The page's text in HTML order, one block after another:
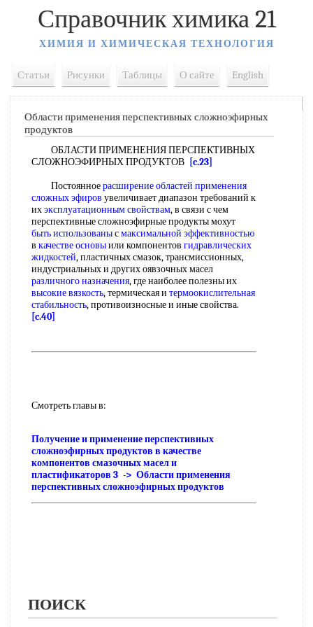
Справочник химика 21
ХИМИЯ И ХИМИЧЕСКАЯ ТЕХНОЛОГИЯ
Статьи Рисунки Таблицы О сайте English
Области применения перспективных сложноэфирных
продуктов
ОБЛАСТИ ПРИМЕНЕНИЯ ПЕРСПЕКТИВНЫХ
СЛОЖНОЭФИРНЫХ ПРОДУКТОВ [c.23]
Постоянноерасширение областей применения
сложных эфиров увеличивает диапазон требований к
ихэксплуатационным свойствам, в связи с чем
перспективные сложноэфирные продукты мохут
быть использованысмаксимальной эффективностью
в качестве основыили компонентов гидравлических
жидкостей, пластичных смазок, трансмиссионных,
индустриальных и других оявзочных масел
различного назначения, где наиболее полезны их
высокие вязкость, термическая и термоокислительная
стабильность, противоизносные и иные свойства.
[c.40]
Смотреть главы в:
Получение и применение перспективных
сложноэфирных продуктов в качестве
компонентов смазочных масел и
пластификаторов 3 -> Области применения
перспективных сложноэфирных продуктов
ПОИСК